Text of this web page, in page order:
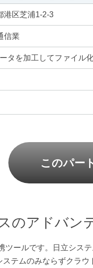
港区芝浦1-2-3
信業
タを加工してファイル
このパー
のアドバン
ールです。日立シス
テムのみならずクラ